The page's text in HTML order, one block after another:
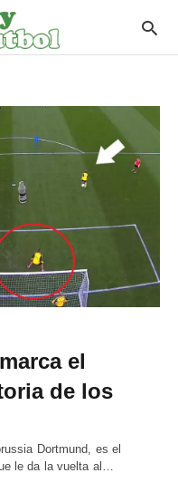
el
de los
Dortmund, es el
le da la vuelta al…